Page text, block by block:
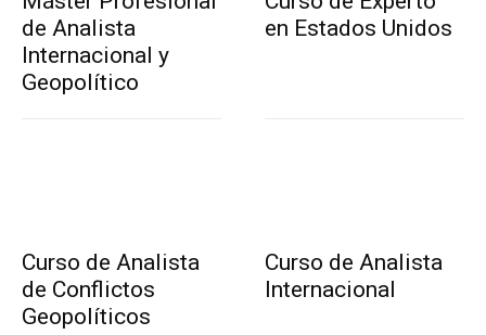
de Analista
Internacional y
Geopolítico
en Estados Unidos
Curso de Analista
de Conflictos
Geopolíticos
Curso de Analista
Internacional